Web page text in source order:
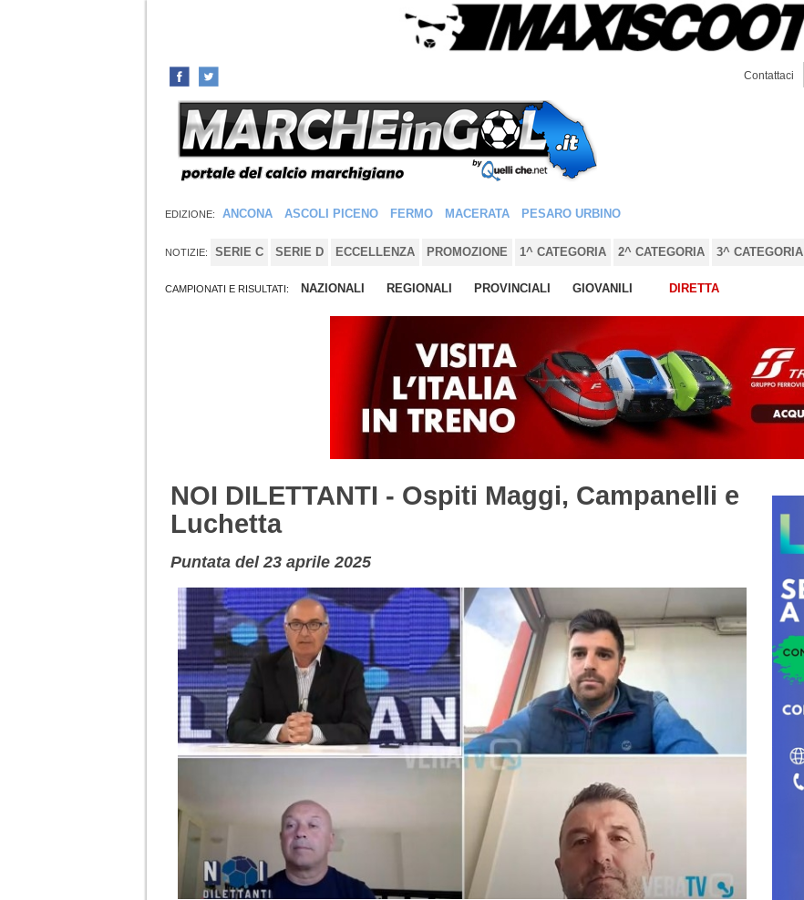
Contattaci
EDIZIONE: ANCONA ASCOLI PICENO FERMO MACERATA PESARO URBINO
NOTIZIE: SERIE C SERIE D ECCELLENZA PROMOZIONE 1^ CATEGORIA 2^ CATEGORIA 3^ CATEGORIA
CAMPIONATI E RISULTATI: NAZIONALI REGIONALI PROVINCIALI GIOVANILI DIRETTA
NOI DILETTANTI - Ospiti Maggi, Campanelli e
Luchetta
Puntata del 23 aprile 2025